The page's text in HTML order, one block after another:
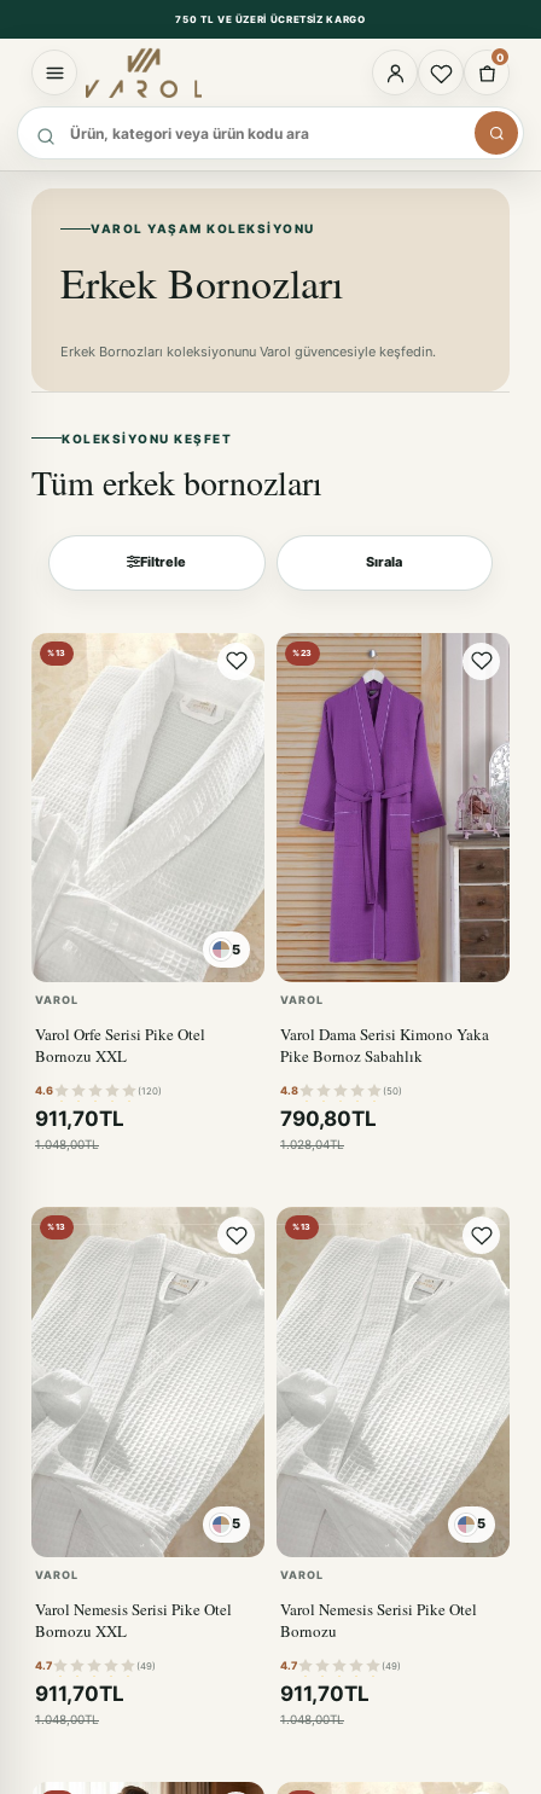
750 TL VE ÜZERI ÜCRETSIZ KARGO
0
Ürün ara
VAROL YAŞAM KOLEKSIYONU
Erkek Bornozları
Erkek Bornozları koleksiyonunu Varol güvencesiyle keşfedin.
KOLEKSIYONU KEŞFET
Tüm erkek bornozları
Filtrele Sırala
Sırala
%13
5
VAROL
Varol Orfe Serisi Pike Otel
Bornozu XXL
4.6 (120)
911,70TL
1.048,00TL
%23
VAROL
Varol Dama Serisi Kimono Yaka
Pike Bornoz Sabahlık
4.8 (50)
790,80TL
1.028,04TL
%13
5
VAROL
Varol Nemesis Serisi Pike Otel
Bornozu XXL
4.7 (49)
911,70TL
1.048,00TL
%13
5
VAROL
Varol Nemesis Serisi Pike Otel
Bornozu
4.7 (49)
911,70TL
1.048,00TL